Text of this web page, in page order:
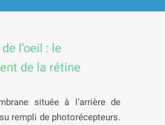
l’oeil : le
de la rétine
située à l’arrière de
rempli de photorécepteurs.